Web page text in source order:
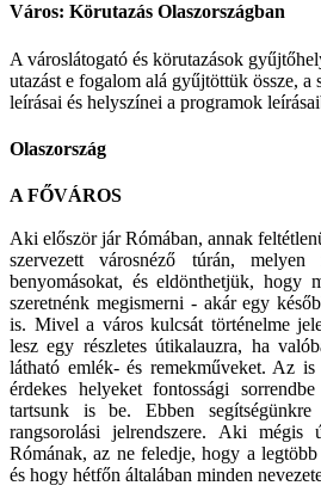
Város: Körutazás Olaszországban
A városlátogató és körutazások
utazást e fogalom alá gyűjtöttük össze, a
leírásai és helyszínei a programok
Olaszország
A FŐVÁROS
Aki először jár Rómában, annak
szervezett városnéző túrán, melyen
benyomásokat, és eldönthetjük, hogy
szeretnénk megismerni - akár egy
is. Mivel a város kulcsát történelme
lesz egy részletes útikalauzra, ha
látható emlék- és remekműveket. Az
érdekes helyeket fontossági
tartsunk is be. Ebben
rangsorolási jelrendszere. Aki
Rómának, az ne feledje, hogy a
és hogy hétfőn általában minden